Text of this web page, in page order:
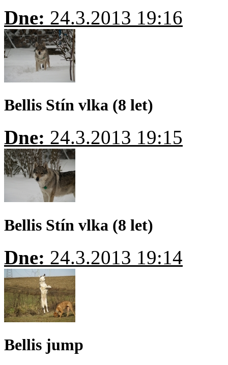
Dne: 24.3.2013 19:16
Bellis Stín vlka (8 let)
Dne: 24.3.2013 19:15
Bellis Stín vlka (8 let)
Dne: 24.3.2013 19:14
Bellis jump